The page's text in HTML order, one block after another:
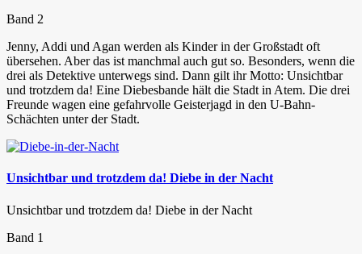
Band 2
Jenny, Addi und Agan werden als Kinder in der Großstadt oft
übersehen. Aber das ist manchmal auch gut so. Besonders, wenn die
drei als Detektive unterwegs sind. Dann gilt ihr Motto: Unsichtbar
und trotzdem da! Eine Diebesbande hält die Stadt in Atem. Die drei
Freunde wagen eine gefahrvolle Geisterjagd in den U-Bahn-
Schächten unter der Stadt.
Unsichtbar und trotzdem da! Diebe in der Nacht
Unsichtbar und trotzdem da! Diebe in der Nacht
Band 1